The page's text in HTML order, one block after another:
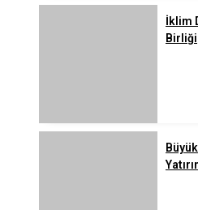
İklim
Birliği